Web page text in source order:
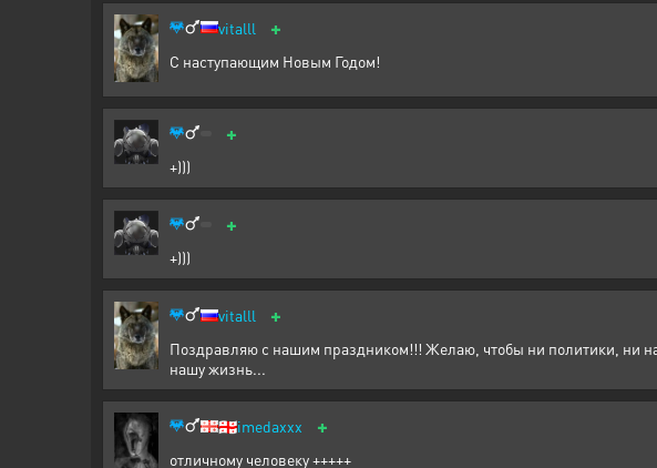
vitalll +
С наступающим Новым Годом!
+
+)))
+
+)))
vitalll +
Поздравляю с нашим праздником!!! Желаю, чтобы ни политики, ни
нашу жизнь...
🇬🇪imedaxxx +
отличному человеку +++++